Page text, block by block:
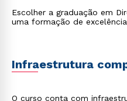
Direito Ambiental
:
relacionadas à
licenciamento
judicialização da
Legal Operations
Escolher a graduação em
uma formação de
Infraestrutura
O curso conta com